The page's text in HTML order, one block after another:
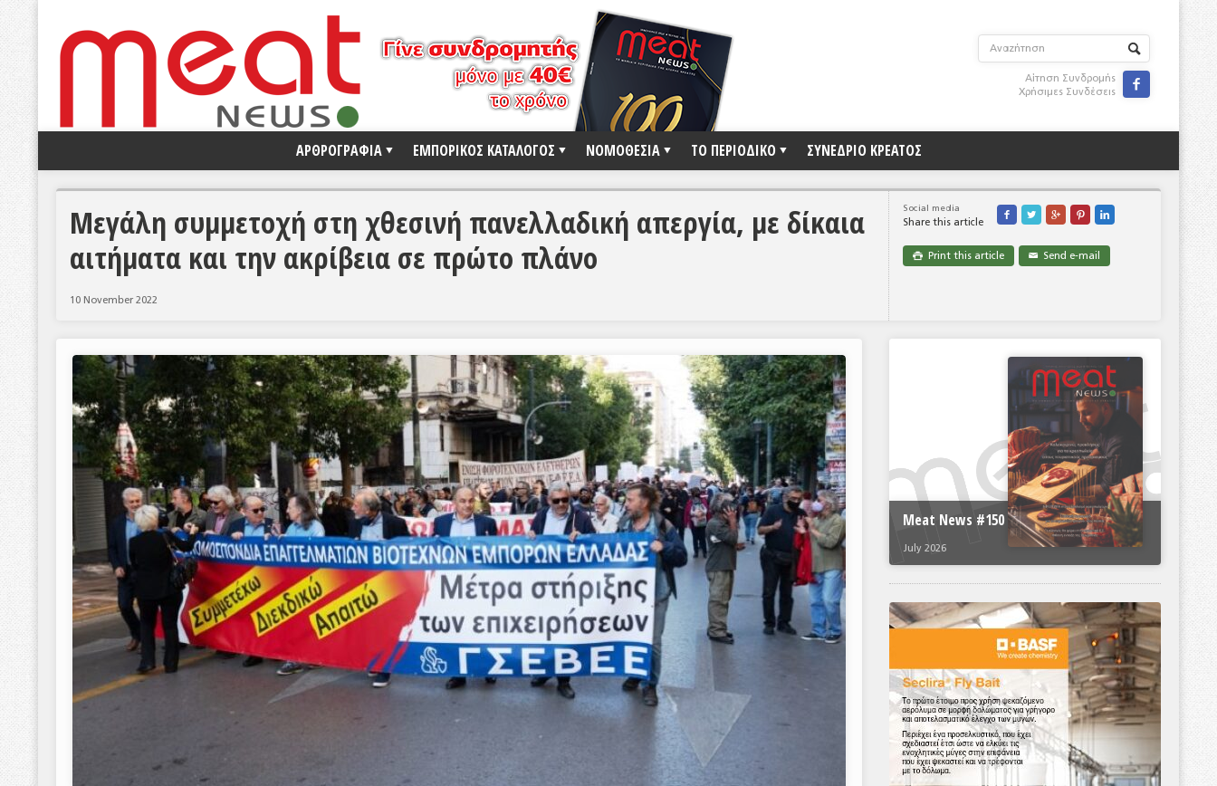
Αίτηση Συνδρομής
Χρήσιμες Συνδέσεις

ΑΡΘΡΟΓΡΑΦΙΑ ΕΜΠΟΡΙΚΟΣ ΚΑΤΑΛΟΓΟΣ ΝΟΜΟΘΕΣΙΑ ΤΟ ΠΕΡΙΟΔΙΚΟ ΣΥΝΕΔΡΙΟ ΚΡΕΑΤΟΣ
Social media
Share this article
    
 Print this article ✉ Send e-mail
Μεγάλη συμμετοχή στη χθεσινή πανελλαδική απεργία, με δίκαια
αιτήματα και την ακρίβεια σε πρώτο πλάνο
10 November 2022
Meat News #150
July 2026